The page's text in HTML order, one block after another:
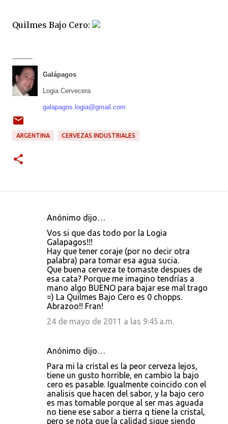
Quilmes Bajo Cero:
----------
Galápagos
Logia Cervecera
galapagos.logia@gmail.com
ARGENTINA CERVEZAS INDUSTRIALES
Anónimo dijo…
Vos si que das todo por la Logia
Galapagos!!!
Hay que tener coraje (por no decir otra
palabra) para tomar esa agua sucia.
Que buena cerveza te tomaste despues de
esa cata? Porque me imagino tendrías a
mano algo BUENO para bajar ese mal trago
=) La Quilmes Bajo Cero es 0 chopps.
Abrazoo!! Fran!
24 de mayo de 2011 a las 9:45 a.m.
Anónimo dijo…
Para mi la cristal es la peor cerveza lejos,
tiene un gusto horrible, en cambio la bajo
cero es pasable. Igualmente coincido con el
analisis que hacen del sabor, y la bajo cero
es mas tomable porque al ser mas aguada
no tiene ese sabor a tierra q tiene la cristal,
pero se nota que la calidad sigue siendo